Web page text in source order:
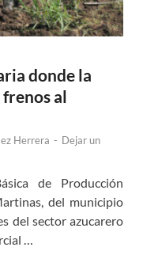
donde la
al
Herrera - Dejar un
de Producción
del municipio
del sector azucarero
…